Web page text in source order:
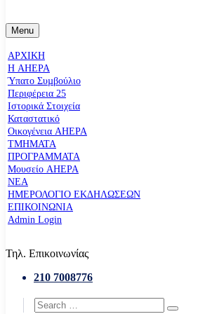
Menu
ΑΡΧΙΚΗ
Η AHEPA
Ύπατο Συµβούλιο
Περιφέρεια 25
Ιστορικά Στοιχεία
Καταστατικό
Οικογένεια AHEPA
ΤΜΗΜΑΤΑ
ΠΡΟΓΡΑΜΜΑΤΑ
Μουσείο AHEPA
ΝΕΑ
ΗΜΕΡΟΛΟΓΙΟ ΕΚΔΗΛΩΣΕΩΝ
ΕΠΙΚΟΙΝΩΝΙΑ
Admin Login
Τηλ. Επικοινωνίας
210 7008776